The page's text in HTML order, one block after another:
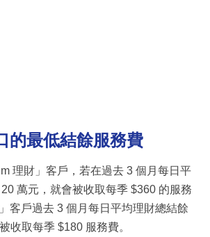
的最低結餘服務費
理財」客戶，若在過去 3 個月每日平
萬元，就會被收取每季 $360 的服務
客戶過去 3 個月每日平均理財總結餘
收取每季 $180 服務費。